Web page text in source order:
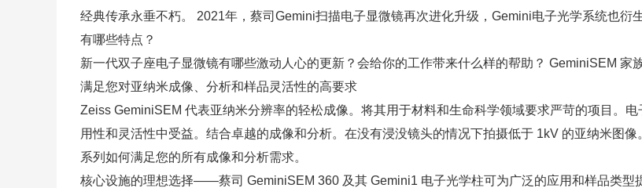
经典传承永垂不朽。 2021年， 蔡司Gemini扫描电子显微镜再次进化升级，Gemini电子光学系统也衍
有哪些特点？
新一代双子座电子显微镜有哪些激动人心的更新？会给你的工作带来什么样的帮助？ GeminiSEM 家
满足您对亚纳米成像、分析和样品灵活性的高要求
Zeiss GeminiSEM 代表亚纳米分辨率的轻松成像。将其用于材料和生命科学领域要求严苛的项目。
用性和灵活性中受益。结合卓越的成像和分析。在没有浸没镜头的情况下拍摄低于 1kV 的亚纳米图
系列如何满足您的所有成像和分析需求。
核心设施的理想选择——蔡司 GeminiSEM 360 及其 Gemini1 电子光学柱可为广泛的应用和样品类型